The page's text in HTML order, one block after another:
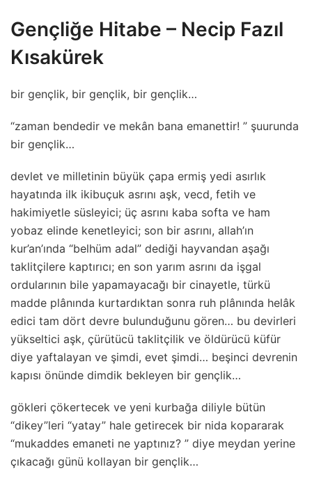
Gençliğe Hitabe – Necip Fazıl
Kısakürek
bir gençlik, bir gençlik, bir gençlik…
“zaman bendedir ve mekân bana emanettir! ” şuurunda
bir gençlik…
devlet ve milletinin büyük çapa ermiş yedi asırlık
hayatında ilk ikibuçuk asrını aşk, vecd, fetih ve
hakimiyetle süsleyici; üç asrını kaba softa ve ham
yobaz elinde kenetleyici; son bir asrını, allah’ın
kur’an’ında “belhüm adal” dediği hayvandan aşağı
taklitçilere kaptırıcı; en son yarım asrını da işgal
ordularının bile yapamayacağı bir cinayetle, türkü
madde plânında kurtardıktan sonra ruh plânında helâk
edici tam dört devre bulunduğunu gören… bu devirleri
yükseltici aşk, çürütücü taklitçilik ve öldürücü küfür
diye yaftalayan ve şimdi, evet şimdi… beşinci devrenin
kapısı önünde dimdik bekleyen bir gençlik…
gökleri çökertecek ve yeni kurbağa diliyle bütün
“dikey”leri “yatay” hale getirecek bir nida kopararak
“mukaddes emaneti ne yaptınız? ” diye meydan yerine
çıkacağı günü kollayan bir gençlik…